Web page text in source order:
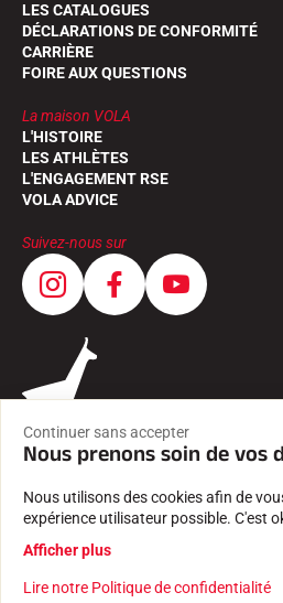
LES CATALOGUES
DÉCLARATIONS DE CONFORMITÉ
CARRIÈRE
FOIRE AUX QUESTIONS
La maison VOLA
L'HISTOIRE
LES ATHLÈTES
L'ENGAGEMENT RSE
VOLA ADVICE
Suivez-nous sur
MENTIONS LÉGALES
POLITIQUE DE CONFIDENTIALITÉ
Continuer sans accepter
Nous prenons soin de vos
Nous utilisons des cookies afin de
expérience utilisateur possible. C'est
Afficher plus
Lire notre Politique de confidentialité